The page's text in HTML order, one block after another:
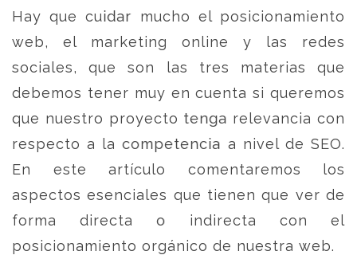
Hay que cuidar mucho el posicionamiento
web, el marketing online y las redes
sociales, que son las tres materias que
debemos tener muy en cuenta si queremos
que nuestro proyecto tenga relevancia con
respecto a la competencia a nivel de SEO.
En este artículo comentaremos los
aspectos esenciales que tienen que ver de
forma directa o indirecta con el
posicionamiento orgánico de nuestra web.